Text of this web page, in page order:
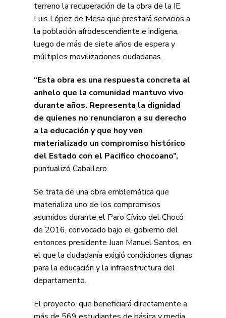
terreno la recuperación de la obra de la IE
Luis López de Mesa que prestará servicios a
la población afrodescendiente e indígena,
luego de más de siete años de espera y
múltiples movilizaciones ciudadanas.
“Esta obra es una respuesta concreta al
anhelo que la comunidad mantuvo vivo
durante años. Representa la dignidad
de quienes no renunciaron a su derecho
a la educación y que hoy ven
materializado un compromiso histórico
del Estado con el Pacifico chocoano”,
puntualizó Caballero.
Se trata de una obra emblemática que
materializa uno de los compromisos
asumidos durante el Paro Cívico del Chocó
de 2016, convocado bajo el gobierno del
entonces presidente Juan Manuel Santos, en
el que la ciudadanía exigió condiciones dignas
para la educación y la infraestructura del
departamento.
El proyecto, que beneficiará directamente a